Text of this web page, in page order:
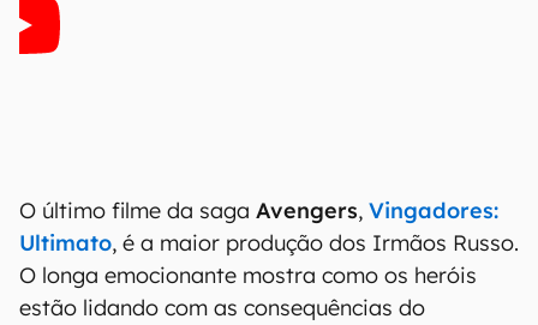
O último filme da saga Avengers, Vingadores:
Ultimato, é a maior produção dos Irmãos Russo.
O longa emocionante mostra como os heróis
estão lidando com as consequências do